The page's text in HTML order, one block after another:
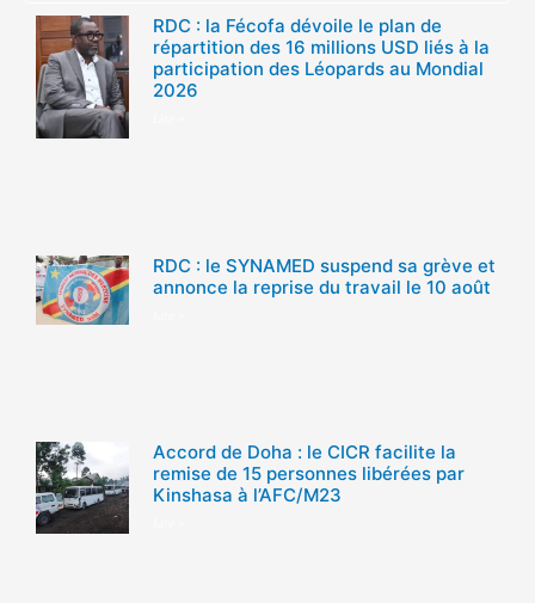
RDC : la Fécofa dévoile le plan de
répartition des 16 millions USD liés à la
participation des Léopards au Mondial
2026
RDC : le SYNAMED suspend sa grève et
annonce la reprise du travail le 10 août
Accord de Doha : le CICR facilite la
remise de 15 personnes libérées par
Kinshasa à l’AFC/M23